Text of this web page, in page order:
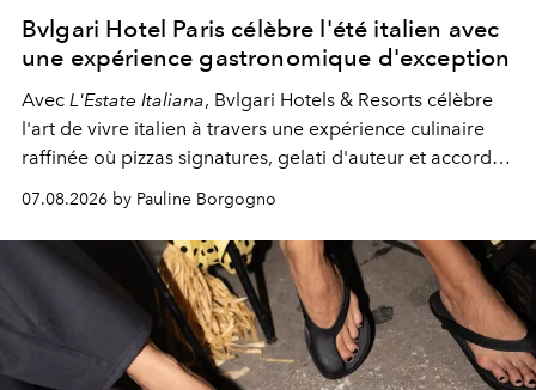
Bvlgari Hotel Paris célèbre l'été italien avec
une expérience gastronomique d'exception
Avec L'Estate Italiana, Bvlgari Hotels & Resorts célèbre
l'art de vivre italien à travers une expérience culinaire
raffinée où pizzas signatures, gelati d'auteur et accords
07.08.2026 by Pauline Borgogno